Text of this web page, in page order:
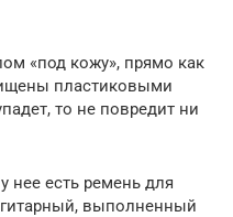
«под кожу», прямо как
пластиковыми
то не повредит ни
нее есть ремень для
выполненный